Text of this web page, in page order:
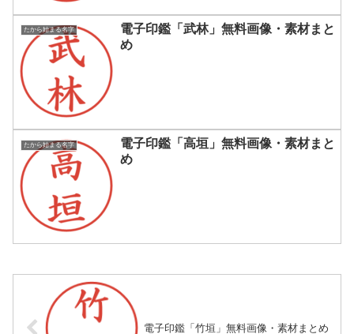
たから始まる名字
電子印鑑「武林」無料画像・素材まと
め
たから始まる名字
電子印鑑「高垣」無料画像・素材まと
め
電子印鑑「竹垣」無料画像・素材まとめ